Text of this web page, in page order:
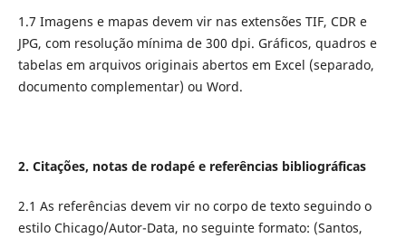
1.7 Imagens e mapas devem vir nas extensões TIF, CDR e
JPG, com resolução mínima de 300 dpi. Gráficos, quadros e
tabelas em arquivos originais abertos em Excel (separado,
documento complementar) ou Word.
2. Citações, notas de rodapé e referências bibliográficas
2.1 As referências devem vir no corpo de texto seguindo o
estilo Chicago/Autor-Data, no seguinte formato: (Santos,